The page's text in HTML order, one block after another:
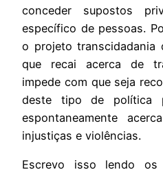
conceder supostos
específico de pessoas.
o projeto transcidadania
que recai acerca de
impede com que seja
deste tipo de política
espontaneamente
injustiças e violências.
Escrevo isso lendo os